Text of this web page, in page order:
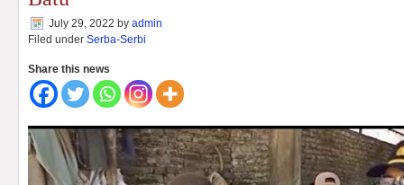
July 29, 2022 by admin
Filed under Serba-Serbi
Share this news